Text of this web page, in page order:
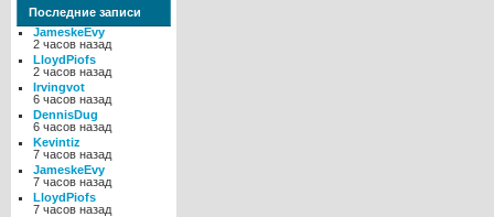
Последние записи
JameskeEvy
2 часов назад
LloydPiofs
2 часов назад
Irvingvot
6 часов назад
DennisDug
6 часов назад
Kevintiz
7 часов назад
JameskeEvy
7 часов назад
LloydPiofs
7 часов назад